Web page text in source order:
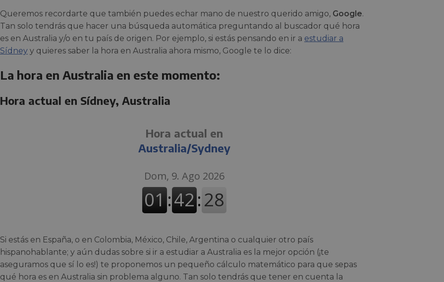
Queremos recordarte que también puedes echar mano de nuestro querido amigo, Google.
Tan solo tendrás que hacer una búsqueda automática preguntando al buscador qué hora
es en Australia y/o en tu país de origen. Por ejemplo, si estás pensando en ir a estudiar a
Sídney y quieres saber la hora en Australia ahora mismo, Google te lo dice:
La hora en Australia en este momento:
Hora actual en Sídney, Australia
Hora actual en
Australia/Sydney
Si estás en España, o en Colombia, México, Chile, Argentina o cualquier otro país
hispanohablante; y aún dudas sobre si ir a estudiar a Australia es la mejor opción (¡te
aseguramos que sí lo es!) te proponemos un pequeño cálculo matemático para que sepas
qué hora es en Australia sin problema alguno. Tan solo tendrás que tener en cuenta la